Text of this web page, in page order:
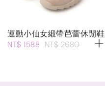
運動小仙女緞帶芭蕾休閒鞋
NT$ 1588 NT$ 2680